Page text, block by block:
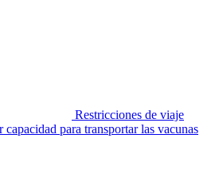
Restricciones de viaje
para transportar las vacunas